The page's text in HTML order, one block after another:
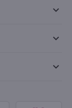
keyboard_arrow_down
keyboard_arrow_down
keyboard_arrow_down